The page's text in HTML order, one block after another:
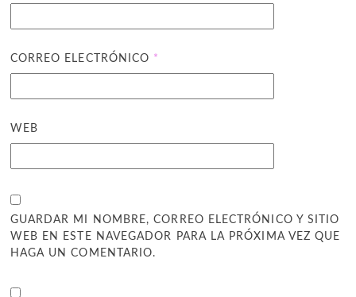
CORREO ELECTRÓNICO *
WEB
GUARDAR MI NOMBRE, CORREO ELECTRÓNICO Y SITIO
WEB EN ESTE NAVEGADOR PARA LA PRÓXIMA VEZ QUE
HAGA UN COMENTARIO.